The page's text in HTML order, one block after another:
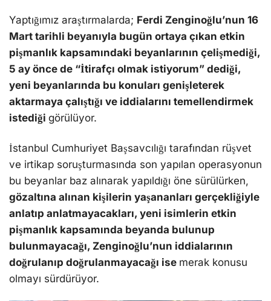
Yaptığımız araştırmalarda; Ferdi Zenginoğlu’nun 16
Mart tarihli beyanıyla bugün ortaya çıkan etkin
pişmanlık kapsamındaki beyanlarının çelişmediği,
5 ay önce de “İtirafçı olmak istiyorum” dediği,
yeni beyanlarında bu konuları genişleterek
aktarmaya çalıştığı ve iddialarını temellendirmek
istediği görülüyor.
İstanbul Cumhuriyet Başsavcılığı tarafından rüşvet
ve irtikap soruşturmasında son yapılan operasyonun
bu beyanlar baz alınarak yapıldığı öne sürülürken,
gözaltına alınan kişilerin yaşananları gerçekliğiyle
anlatıp anlatmayacakları, yeni isimlerin etkin
pişmanlık kapsamında beyanda bulunup
bulunmayacağı, Zenginoğlu’nun iddialarının
doğrulanıp doğrulanmayacağı ise merak konusu
olmayı sürdürüyor.